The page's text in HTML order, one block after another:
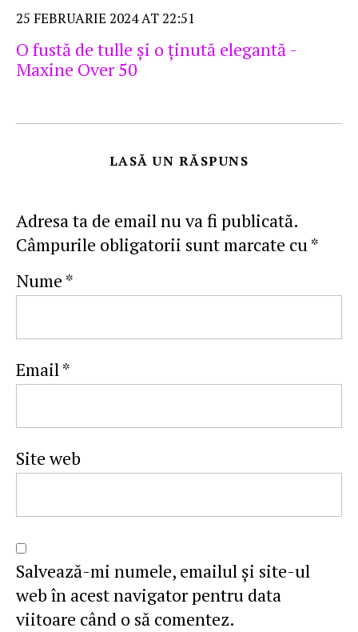
25 FEBRUARIE 2024 AT 22:51
O fustă de tulle şi o ţinută elegantă -
Maxine Over 50
LASĂ UN RĂSPUNS
Adresa ta de email nu va fi publicată.
Câmpurile obligatorii sunt marcate cu*
Nume *
Email*
Site web
Salvează-mi numele, emailul și site-ul
web în acest navigator pentru data
viitoare când o să comentez.